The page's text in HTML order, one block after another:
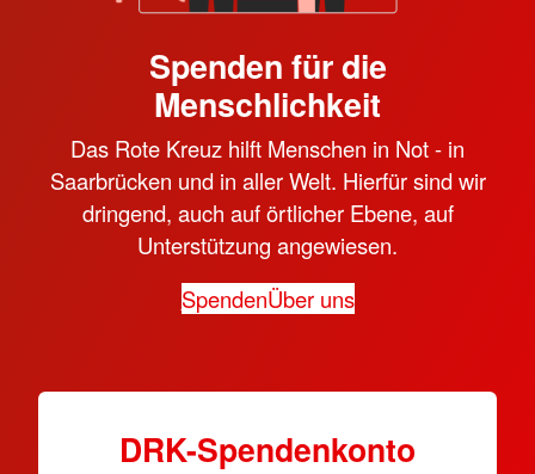
Spenden für die
Menschlichkeit
Das Rote Kreuz hilft Menschen in Not - in
Saarbrücken und in aller Welt. Hierfür sind wir
dringend, auch auf örtlicher Ebene, auf
Unterstützung angewiesen.
SpendenÜber uns
DRK-Spen­den­konto